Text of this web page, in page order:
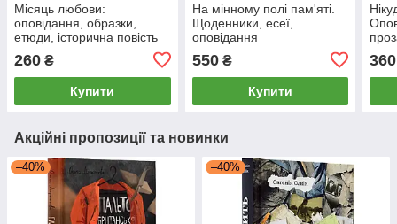
Місяць любови:
оповідання, образки,
етюди, історична повість
260 ₴
Купити
На мінному полі пам'яті.
Щоденники, есеї,
оповідання
550₴
Купити
360
Акційні пропозиції та новинки
–40% –40%